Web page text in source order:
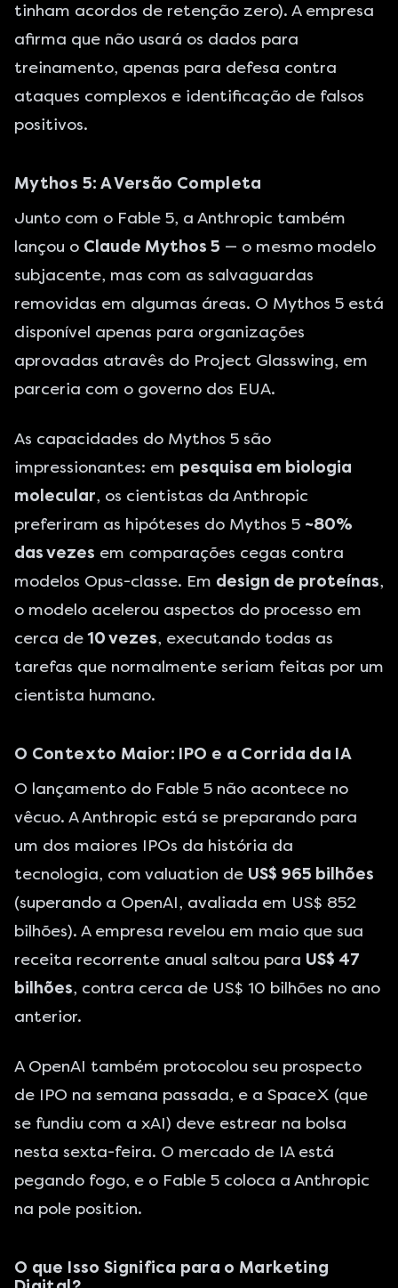
tinham acordos de retenção zero). A empresa
afirma que não usará os dados para
treinamento, apenas para defesa contra
ataques complexos e identificação de falsos
positivos.
Mythos 5: A Versão Completa
Junto com o Fable 5, a Anthropic também
lançou o Claude Mythos 5 — o mesmo modelo
subjacente, mas com as salvaguardas
removidas em algumas áreas. O Mythos 5 está
disponível apenas para organizações
aprovadas atravês do Project Glasswing, em
parceria com o governo dos EUA.
As capacidades do Mythos 5 são
impressionantes: em pesquisa em biologia
molecular, os cientistas da Anthropic
preferiram as hipóteses do Mythos 5 ~80%
das vezes em comparações cegas contra
modelos Opus-classe. Em design de proteínas,
o modelo acelerou aspectos do processo em
cerca de10 vezes, executando todas as
tarefas que normalmente seriam feitas por um
cientista humano.
O Contexto Maior: IPO e a Corrida da IA
O lançamento do Fable 5 não acontece no
vêcuo. A Anthropic está se preparando para
um dos maiores IPOs da história da
tecnologia, com valuation de US$ 965 bilhões
(superando a OpenAI, avaliada em US$ 852
bilhões). A empresa revelou em maio que sua
receita recorrente anual saltou para US$ 47
bilhões, contra cerca de US$ 10 bilhões no ano
anterior.
A OpenAI também protocolou seu prospecto
de IPO na semana passada, e a SpaceX (que
se fundiu com a xAI) deve estrear na bolsa
nesta sexta-feira. O mercado de IA está
pegando fogo, e o Fable 5 coloca a Anthropic
na pole position.
O que Isso Significa para o Marketing